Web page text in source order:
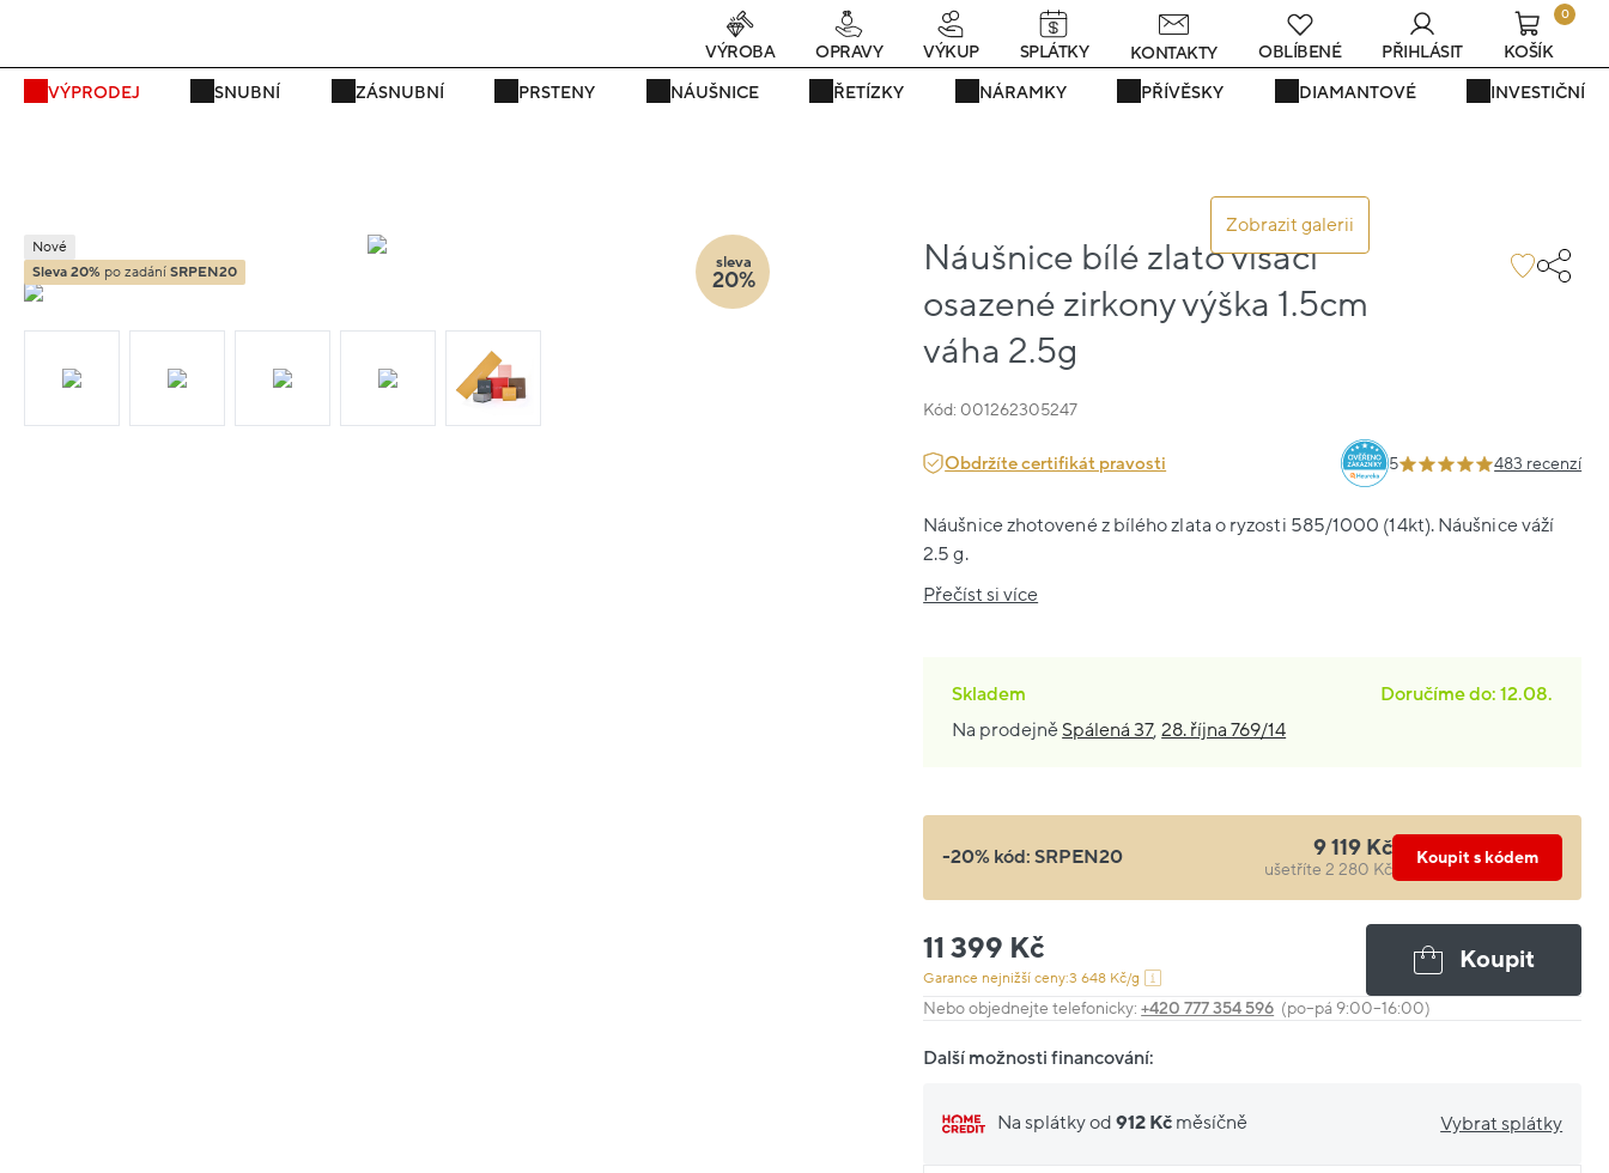
Právě teď! - 20 % na vše! Kód: SRPEN20 23 dní : 7h : 53m : 44s
VÝPRODEJ SNUBNÍ ZÁSNUBNÍ PRSTENY NÁUŠNICE ŘETÍZKY NÁRAMKY PŘÍVĚSKY DIAMANTOVÉ INVESTIČNÍ
VÝROBA OPRAVY VÝKUP SPLÁTKY KONTAKTY OBLÍBENÉ PŘIHLÁSIT
0
KOŠÍK
Zobrazit galerii
Náušnice bílé zlato visací
osazené zirkony výška 1.5cm
váha 2.5g
Kód: 001262305247
Nové
Sleva 20% po zadání SRPEN20
sleva
20%
Obdržíte certifikát pravosti 5 483 recenzí
Náušnice zhotovené z bílého zlata o ryzosti 585/1000 (14kt). Náušnice váží
2.5 g.
Přečíst si více
Skladem
Doručíme do: 12.08.
Na prodejně Spálená 37,28. října 769/14
-20% kód:SRPEN20 9 119 Kč
ušetříte 2 280 Kč
Koupit s kódem
11 399 Kč
Garance nejnižší ceny:3 648 Kč/g
Koupit
Nebo objednejte telefonicky:+420 777 354 596 (po–pá 9:00–16:00)
Další možnosti financování:
Na splátky od912 Kč měsíčně Vybrat splátky